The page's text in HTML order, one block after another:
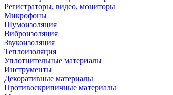
Регистраторы, видео, мониторы
Микрофоны
Шумоизоляция
Виброизоляция
Звукоизоляция
Теплоизоляция
Уплотнительные материалы
Инструменты
Декоративные материалы
Противоскрипичные материалы